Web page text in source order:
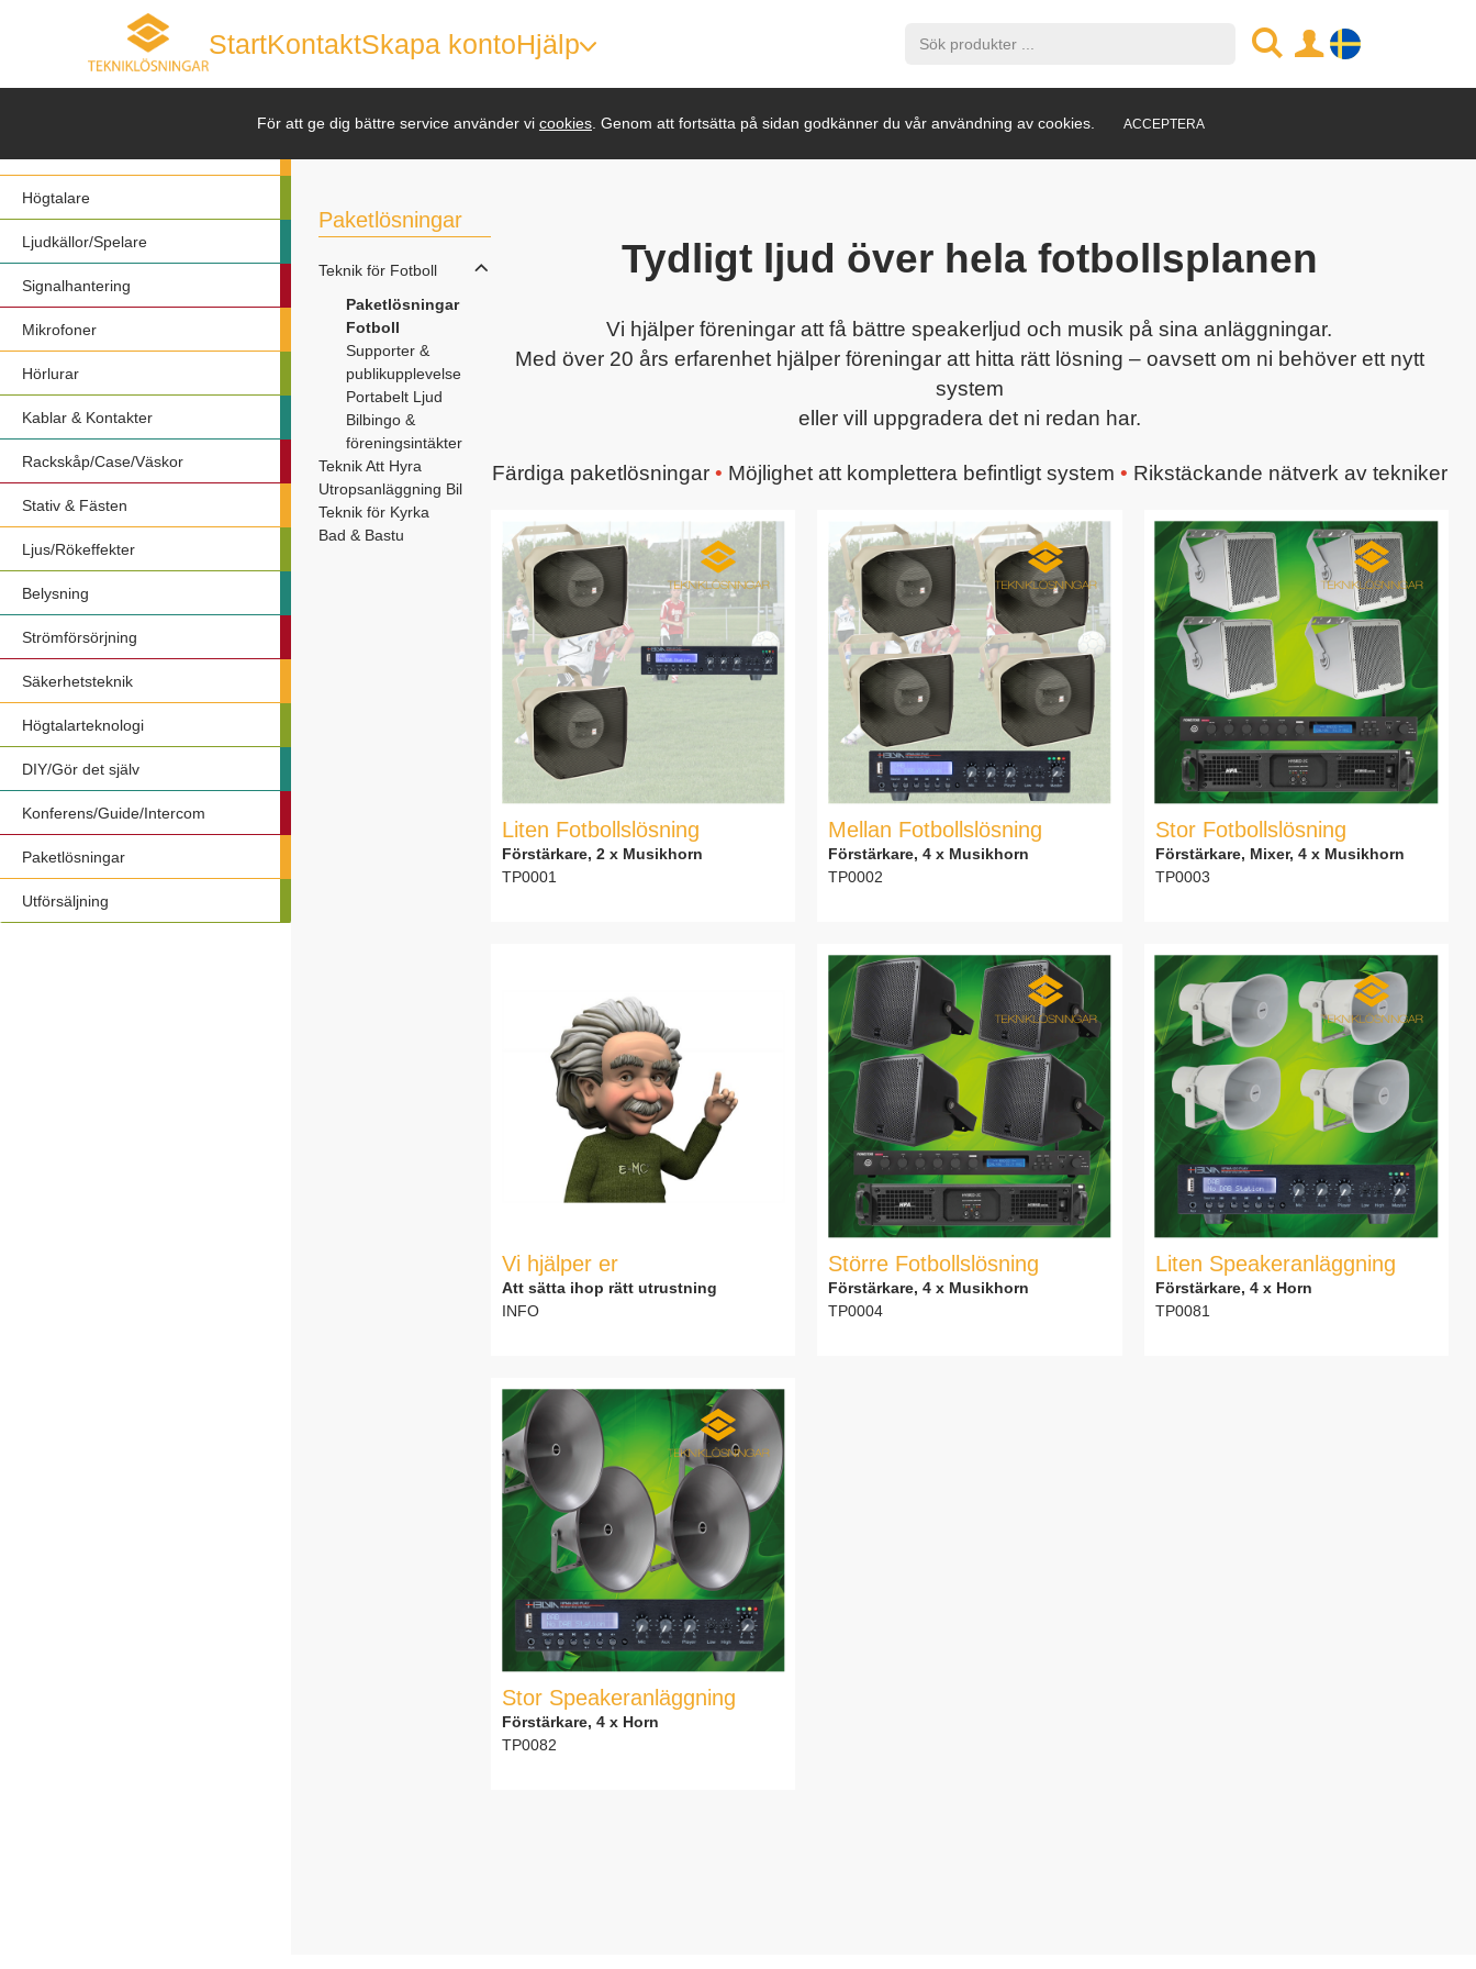
För att ge dig bättre service använder vi cookies. Genom att fortsätta på sidan godkänner du vår användning av cookies. ACCEPTERA
Högtalare
Ljudkällor/Spelare
Signalhantering
Mikrofoner
Hörlurar
Kablar & Kontakter
Rackskåp/Case/Väskor
Stativ & Fästen
Ljus/Rökeffekter
Belysning
Strömförsörjning
Säkerhetsteknik
Högtalarteknologi
DIY/Gör det själv
Konferens/Guide/Intercom
Paketlösningar
Utförsäljning
Paketlösningar
Teknik för Fotboll
Paketlösningar
Fotboll
Supporter &
publikupplevelse
Portabelt Ljud
Bilbingo &
föreningsintäkter
Teknik Att Hyra
Utropsanläggning Bil
Teknik för Kyrka
Bad & Bastu
Tydligt ljud över hela fotbollsplanen
Vi hjälper föreningar att få bättre speakerljud och musik på sina anläggningar.
Med över 20 års erfarenhet hjälper föreningar att hitta rätt lösning – oavsett om ni behöver ett nytt
system
eller vill uppgradera det ni redan har.
Färdiga paketlösningar • Möjlighet att komplettera befintligt system • Rikstäckande nätverk av tekniker
Liten Fotbollslösning
Förstärkare, 2 x Musikhorn
TP0001
Mellan Fotbollslösning
Förstärkare, 4 x Musikhorn
TP0002
Stor Fotbollslösning
Förstärkare, Mixer, 4 x Musikhorn
TP0003
Vi hjälper er
Att sätta ihop rätt utrustning
INFO
Större Fotbollslösning
Förstärkare, 4 x Musikhorn
TP0004
Liten Speakeranläggning
Förstärkare, 4 x Horn
TP0081
Stor Speakeranläggning
Förstärkare, 4 x Horn
TP0082
StartKontaktSkapa kontoHjälp